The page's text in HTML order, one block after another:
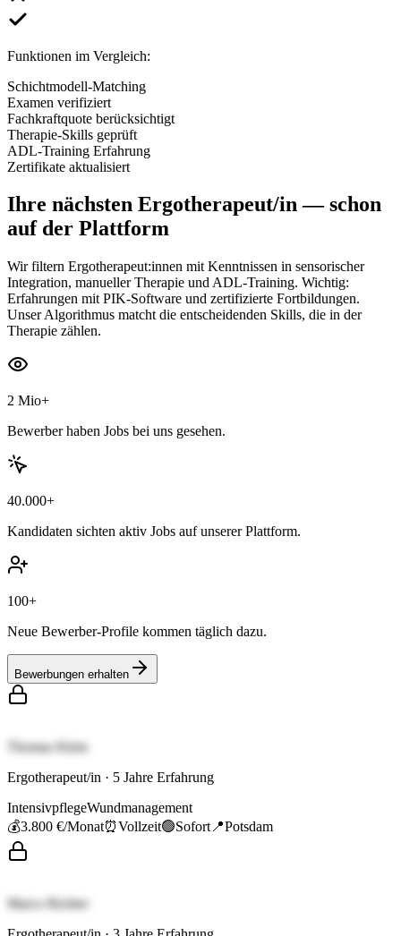
Funktionen im Vergleich:
Schichtmodell-Matching
Examen verifiziert
Fachkraftquote berücksichtigt
Therapie-Skills geprüft
ADL-Training Erfahrung
Zertifikate aktualisiert
Ihre nächsten Ergotherapeut/in— schon
auf der Plattform
Wir filtern Ergotherapeut:innen mit Kenntnissen in sensorischer
Integration, manueller Therapie und ADL-Training. Wichtig:
Erfahrungen mit PIK-Software und zertifizierte Fortbildungen.
Unser Algorithmus matcht die entscheidenden Skills, die in der
Therapie zählen.
2 Mio+
Bewerber haben Jobs bei uns gesehen.
40.000+
Kandidaten sichten aktiv Jobs auf unserer Plattform.
100+
Neue Bewerber-Profile kommen täglich dazu.
Bewerbungen erhalten
Thomas Klein
Ergotherapeut/in · 5 Jahre Erfahrung
IntensivpflegeWundmanagement
💰3.800 €/Monat⏰Vollzeit🟢Sofort 📍Potsdam
Marco Richter